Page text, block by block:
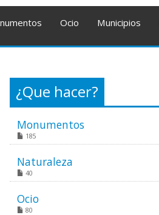
Ocio Municipios
¿Que hacer?
Monumentos
185
Naturaleza
40
Ocio
80